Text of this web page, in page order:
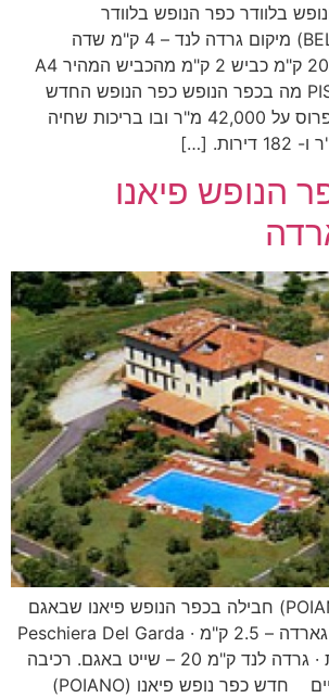
בלוודר כפר הנופש בלוודר
(BELVEDERE VILAGE) מיקום גרדה לנד – 4 ק"מ שדה
התעופה של ורונה – 20 ק"מ כביש 2 ק"מ מהכביש המהיר A4
ביציאה ל- PISCHERIA מה בכפר הנופש כפר הנופש החדש
נפתח בשנת 2009 פרוס על 42,000 מ"ר ובו בריכות שחיה
הנופש פיאנו
כפר נופש פיאנו (POIANO) חבילה בכפר הנופש פיאנו שבאגם
גארדה מיקום · אגם גארדה – 2.5 ק"מ · Peschiera Del Garda
– כ- 17 ק"מ פעילויות · גרדה לנד ק"מ 20 – שייט באגם. רכיבה
על סוסים טיולי אופניים חדש כפר נופש פיאנו (POIANO)